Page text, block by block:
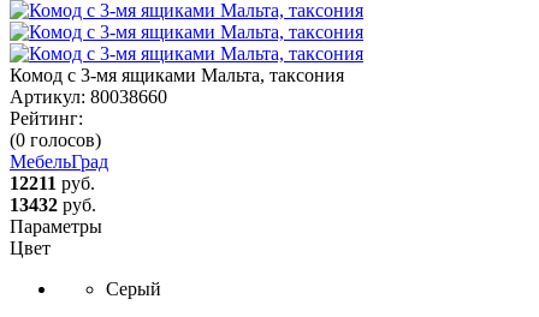
Комод с 3-мя ящиками Мальта, таксония
Артикул: 80038660
Рейтинг:
(0 голосов)
МебельГрад
12211 руб.
13432 руб.
Параметры
Цвет
Серый